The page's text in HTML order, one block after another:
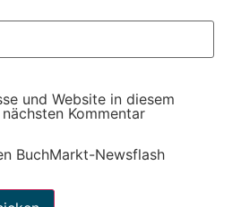
und Website in diesem
Kommentar
BuchMarkt-Newsflash